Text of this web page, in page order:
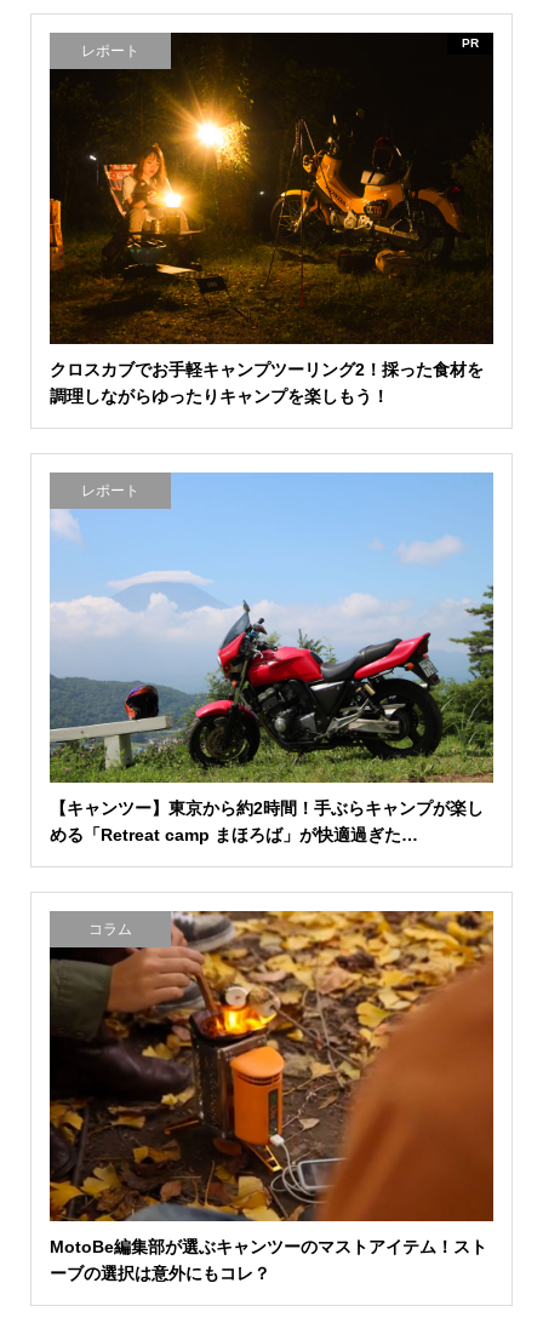
レポート PR
クロスカブでお手軽キャンプツーリング2！採った食材を
調理しながらゆったりキャンプを楽しもう！
レポート
【キャンツー】東京から約2時間！手ぶらキャンプが楽し
める「Retreat camp まほろば」が快適過ぎた…
コラム
MotoBe編集部が選ぶキャンツーのマストアイテム！スト
ーブの選択は意外にもコレ？